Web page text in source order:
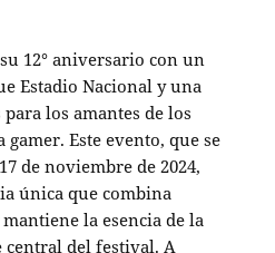
12° aniversario con un
Estadio Nacional y una
los amantes de los
Este evento, que se
de noviembre de 2024,
única que combina
la esencia de la
central del festival. A